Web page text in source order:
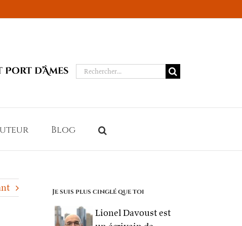
d’Âmes Rechercher:
Blog
Je suis plus cinglé que toi
Lionel Davoust est